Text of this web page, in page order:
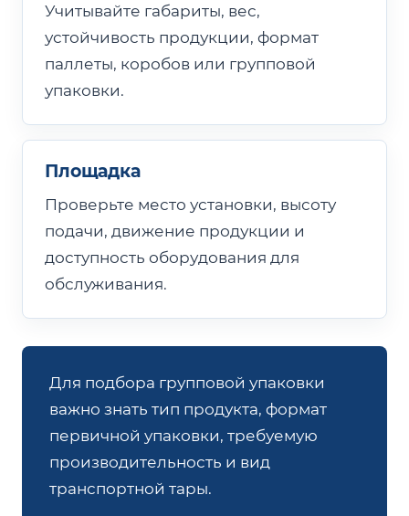
Учитывайте габариты, вес,
устойчивость продукции, формат
паллеты, коробов или групповой
упаковки.
Площадка
Проверьте место установки, высоту
подачи, движение продукции и
доступность оборудования для
обслуживания.
Для подбора групповой упаковки
важно знать тип продукта, формат
первичной упаковки, требуемую
производительность и вид
транспортной тары.